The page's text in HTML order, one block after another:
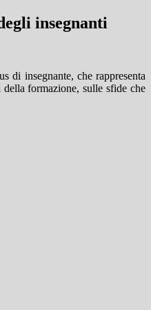
insegnanti
di insegnante, che rappresenta
formazione, sulle sfide che